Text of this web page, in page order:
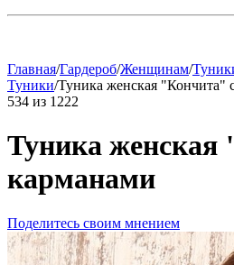
Главная/Гардероб/Женщинам/
Туники/Туника женская "Кончита"
534 из 1222
Туника женская
карманами
Поделитесь своим мнением